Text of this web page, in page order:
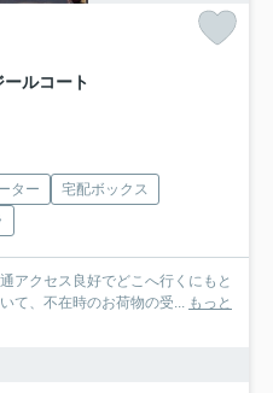
ルコート
ター
宅配ボックス
アクセス良好でどこへ行くにもと
て、不在時のお荷物の受... もっと